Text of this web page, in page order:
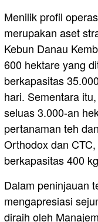
Menilik profil
merupakan aset
Kebun Danau
600 hektare yang
berkapasitas
hari. Sementara
seluas 3.000-an
pertanaman teh
Orthodox dan
berkapasitas 400
Dalam peninjauan
mengapresiasi
diraih oleh